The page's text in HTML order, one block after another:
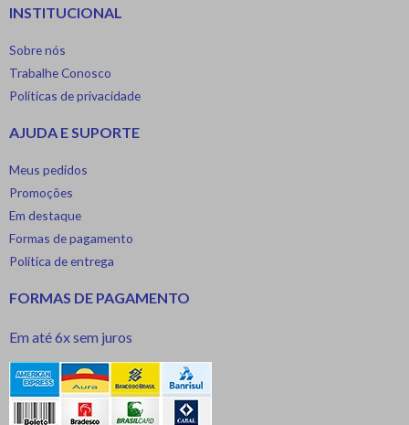
INSTITUCIONAL
Sobre nós
Trabalhe Conosco
Políticas de privacidade
AJUDA E SUPORTE
Meus pedidos
Promoções
Em destaque
Formas de pagamento
Política de entrega
FORMAS DE PAGAMENTO
Em até 6x sem juros